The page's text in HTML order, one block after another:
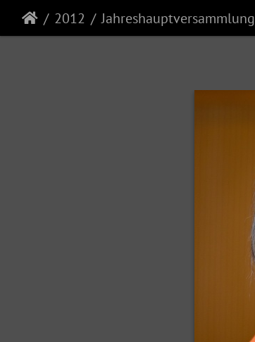
2012 Jahreshauptversammlung